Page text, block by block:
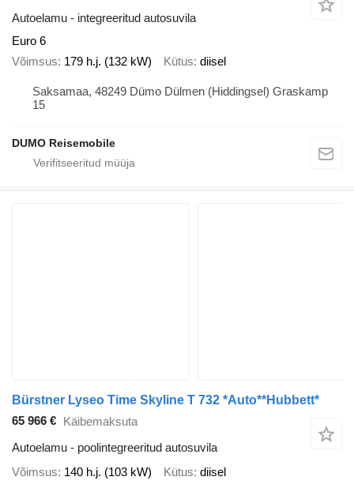
Autoelamu - integreeritud autosuvila
Euro 6
Võimsus 179 h.j. (132 kW) Kütus diisel
Saksamaa, 48249 Dümo Dülmen (Hiddingsel) Graskamp
15
DUMO Reisemobile
Bürstner Lyseo Time Skyline T 732 *Auto**Hubbett*
65 966 € Käibemaksuta
Autoelamu - poolintegreeritud autosuvila
Võimsus 140 h.j. (103 kW) Kütus diisel